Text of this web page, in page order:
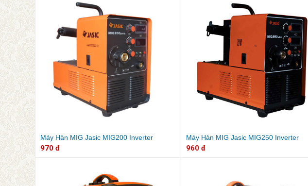
Máy Hàn MIG Jasic MIG200 Inverter
970 đ
Máy Hàn MIG Jasic MIG250 Inverter
960 đ